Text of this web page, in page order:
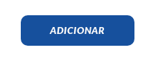
ADICIONAR